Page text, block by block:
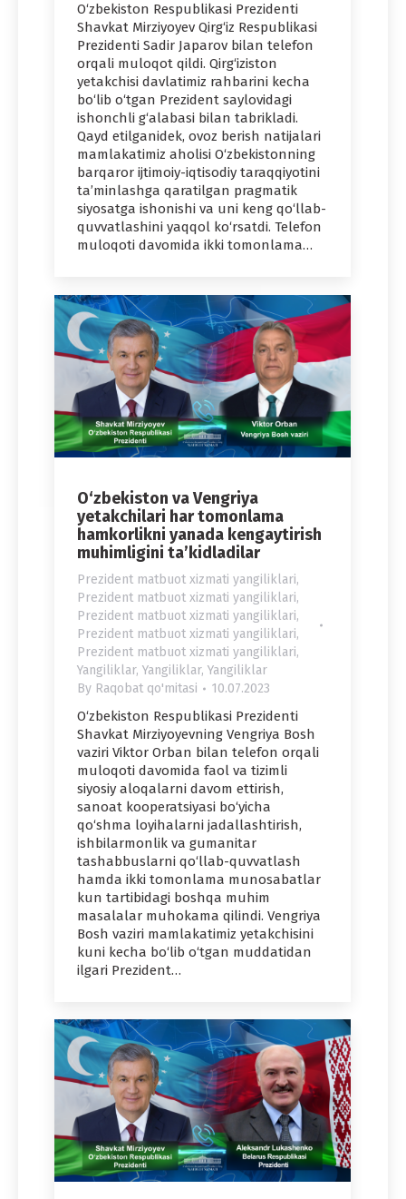
O‘zbekiston Respublikasi Prezidenti
Shavkat Mirziyoyev Qirg‘iz Respublikasi
Prezidenti Sadir Japarov bilan telefon
orqali muloqot qildi. Qirg‘iziston
yetakchisi davlatimiz rahbarini kecha
bo‘lib o‘tgan Prezident saylovidagi
ishonchli g‘alabasi bilan tabrikladi.
Qayd etilganidek, ovoz berish natijalari
mamlakatimiz aholisi O‘zbekistonning
barqaror ijtimoiy-iqtisodiy taraqqiyotini
ta’minlashga qaratilgan pragmatik
siyosatga ishonishi va uni keng qo‘llab-
quvvatlashini yaqqol ko‘rsatdi. Telefon
muloqoti davomida ikki tomonlama…
O‘zbekiston va Vengriya
yetakchilari har tomonlama
hamkorlikni yanada kengaytirish
muhimligini ta’kidladilar
Prezident matbuot xizmati yangiliklari,
Prezident matbuot xizmati yangiliklari,
Prezident matbuot xizmati yangiliklari,
Prezident matbuot xizmati yangiliklari,
Prezident matbuot xizmati yangiliklari,
Yangiliklar, Yangiliklar, Yangiliklar
By Raqobat qo'mitasi 10.07.2023
O‘zbekiston Respublikasi Prezidenti
Shavkat Mirziyoyevning Vengriya Bosh
vaziri Viktor Orban bilan telefon orqali
muloqoti davomida faol va tizimli
siyosiy aloqalarni davom ettirish,
sanoat kooperatsiyasi bo‘yicha
qo‘shma loyihalarni jadallashtirish,
ishbilarmonlik va gumanitar
tashabbuslarni qo‘llab-quvvatlash
hamda ikki tomonlama munosabatlar
kun tartibidagi boshqa muhim
masalalar muhokama qilindi. Vengriya
Bosh vaziri mamlakatimiz yetakchisini
kuni kecha bo‘lib o‘tgan muddatidan
ilgari Prezident…